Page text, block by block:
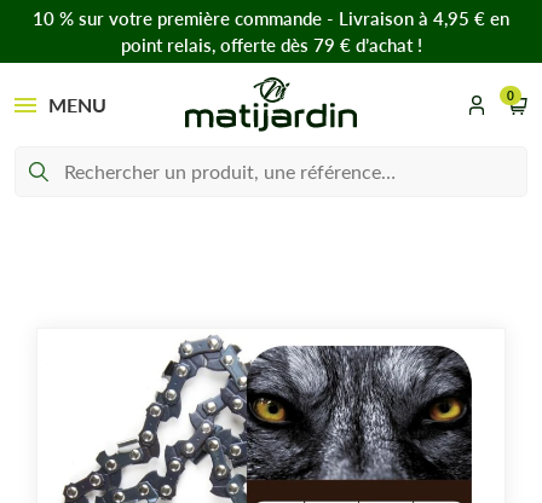
10 % sur votre première commande - Livraison à 4,95 € en
point relais, offerte dès 79 € d’achat !
MENU 0